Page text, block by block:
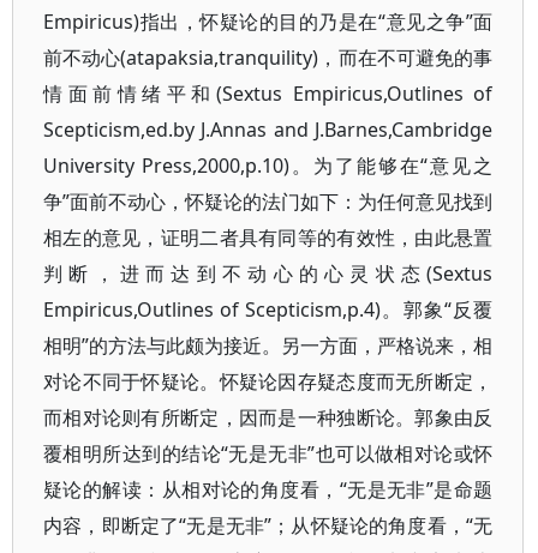
Empiricus)指出，怀疑论的目的乃是在“意见之争”面
前不动心(atapaksia,tranquility)，而在不可避免的事
情面前情绪平和(Sextus Empiricus,Outlines of
Scepticism,ed.by J.Annas and J.Barnes,Cambridge
University Press,2000,p.10)。为了能够在“意见之
争”面前不动心，怀疑论的法门如下：为任何意见找到
相左的意见，证明二者具有同等的有效性，由此悬置
判断，进而达到不动心的心灵状态(Sextus
Empiricus,Outlines of Scepticism,p.4)。郭象“反覆
相明”的方法与此颇为接近。另一方面，严格说来，相
对论不同于怀疑论。怀疑论因存疑态度而无所断定，
而相对论则有所断定，因而是一种独断论。郭象由反
覆相明所达到的结论“无是无非”也可以做相对论或怀
疑论的解读：从相对论的角度看，“无是无非”是命题
内容，即断定了“无是无非”；从怀疑论的角度看，“无